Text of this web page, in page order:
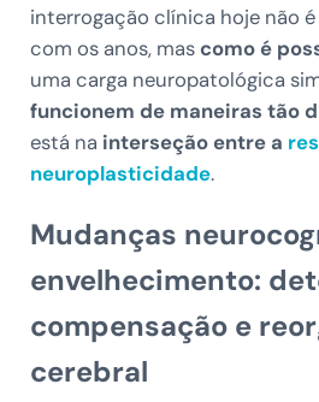
interrogação clínica hoje não
com os anos, mas como é
uma carga neuropatológica
funcionem de maneiras tão
está na interseção entre a
neuroplasticidade.
Mudanças
envelhecimento:
compensação e
cerebral